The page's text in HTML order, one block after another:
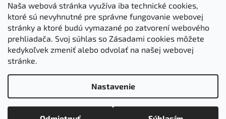
Naša webová stránka využíva iba technické cookies,
ktoré sú nevyhnutné pre správne fungovanie webovej
stránky a ktoré budú vymazané po zatvorení webového
prehliadača. Svoj súhlas so Zásadami cookies môžete
kedykoľvek zmeniť alebo odvolať na našej webovej
stránke.
Nastavenie
Prijímame online platby
Stavebniny Grigeľ s.r.o.